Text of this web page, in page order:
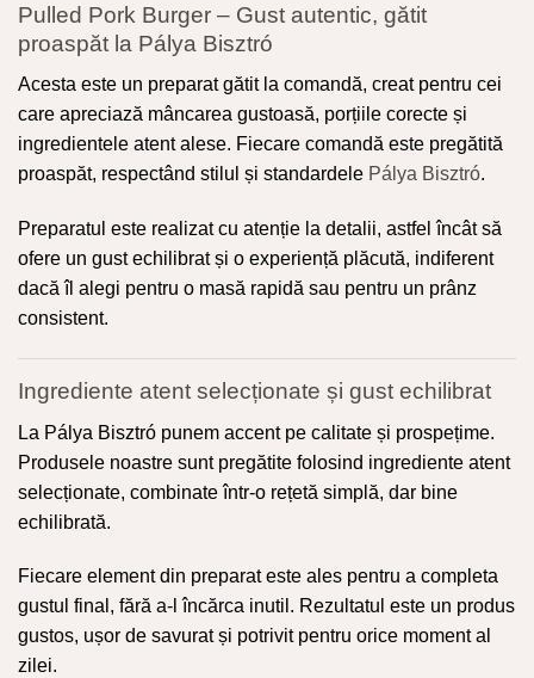
Pulled Pork Burger – Gust autentic, gătit
proaspăt la Pálya Bisztró
Acesta este un preparat gătit la comandă, creat pentru cei
care apreciază mâncarea gustoasă, porțiile corecte și
ingredientele atent alese. Fiecare comandă este pregătită
proaspăt, respectând stilul și standardele Pálya Bisztró.
Preparatul este realizat cu atenție la detalii, astfel încât să
ofere un gust echilibrat și o experiență plăcută, indiferent
dacă îl alegi pentru o masă rapidă sau pentru un prânz
consistent.
Ingrediente atent selecționate și gust echilibrat
La Pálya Bisztró punem accent pe calitate și prospețime.
Produsele noastre sunt pregătite folosind ingrediente atent
selecționate, combinate într-o rețetă simplă, dar bine
echilibrată.
Fiecare element din preparat este ales pentru a completa
gustul final, fără a-l încărca inutil. Rezultatul este un produs
gustos, ușor de savurat și potrivit pentru orice moment al
zilei.